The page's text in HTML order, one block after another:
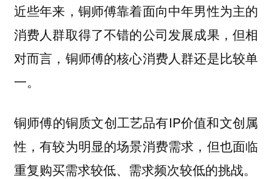
近些年来，铜师傅靠着面向中年男性为主的
消费人群取得了不错的公司发展成果，但相
对而言，铜师傅的核心消费人群还是比较单
一。
铜师傅的铜质文创工艺品有IP价值和文创属
性，有较为明显的场景消费需求，但也面临
重复购买需求较低、需求频次较低的挑战。